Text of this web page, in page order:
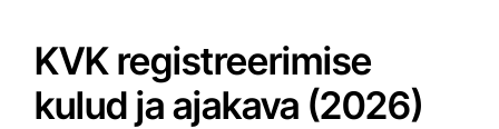
KVK registreerimise
kulud ja ajakava (2026)